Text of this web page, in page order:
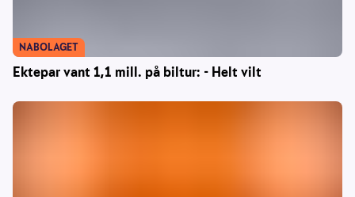
Ektepar vant 1,1 mill. på biltur: - Helt vilt
NABOLAGET